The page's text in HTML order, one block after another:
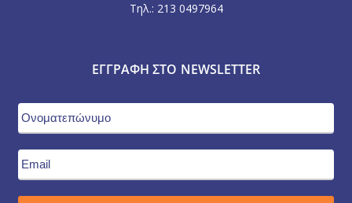
Τηλ.: 213 0497964
ΕΓΓΡΑΦΉ ΣΤΟ NEWSLETTER